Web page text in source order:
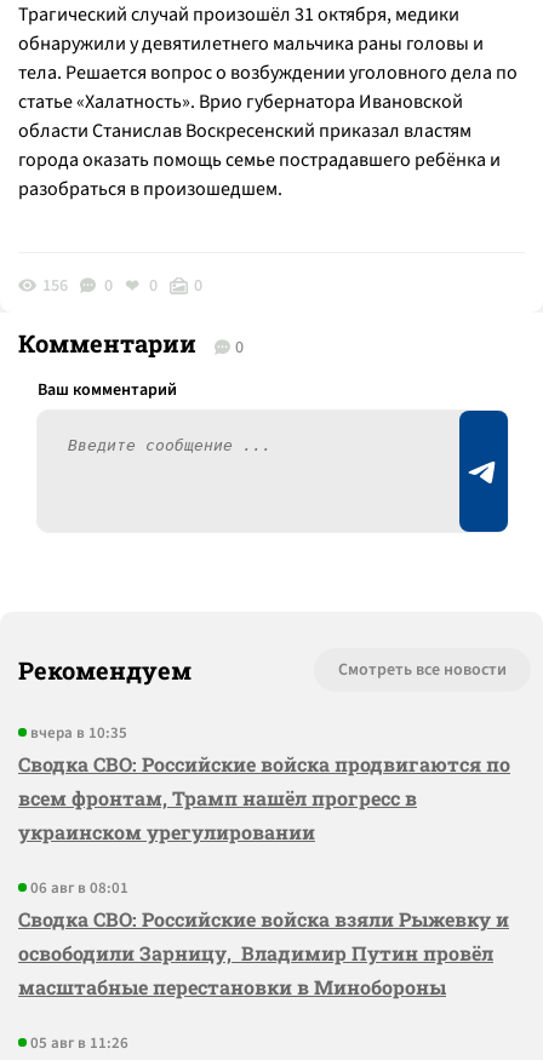
Трагический случай произошёл 31 октября, медики
обнаружили у девятилетнего мальчика раны головы и
тела. Решается вопрос о возбуждении уголовного дела по
статье «Халатность». Врио губернатора Ивановской
области Станислав Воскресенский приказал властям
города оказать помощь семье пострадавшего ребёнка и
разобраться в произошедшем.
156 0 0 0
Комментарии 0
Рекомендуем Смотреть все новости
вчера в 10:35
Сводка СВО: Российские войска продвигаются по
всем фронтам, Трамп нашёл прогресс в
украинском урегулировании
06 авг в 08:01
Сводка СВО: Российские войска взяли Рыжевку и
освободили Зарницу, Владимир Путин провёл
масштабные перестановки в Минобороны
05 авг в 11:26